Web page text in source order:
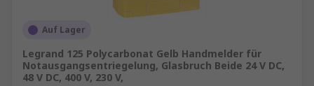
Auf Lager
Legrand 125 Polycarbonat Gelb Handmelder für
Notausgangsentriegelung, Glasbruch Beide 24 V DC,
48 V DC, 400 V, 230 V,